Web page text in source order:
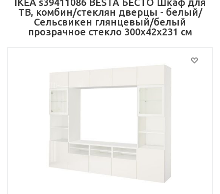
ТВ, комбин/стеклян дверцы - белый/
Сельсвикен глянцевый/белый
прозрачное стекло 300x42x231 см